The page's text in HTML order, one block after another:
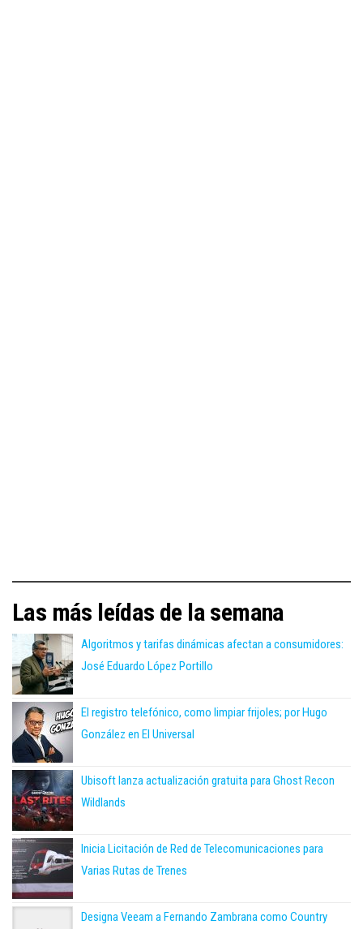
Las más leídas de la semana
Algoritmos y tarifas dinámicas afectan a consumidores:
José Eduardo López Portillo
El registro telefónico, como limpiar frijoles; por Hugo
González en El Universal
Ubisoft lanza actualización gratuita para Ghost Recon
Wildlands
Inicia Licitación de Red de Telecomunicaciones para
Varias Rutas de Trenes
Designa Veeam a Fernando Zambrana como Country